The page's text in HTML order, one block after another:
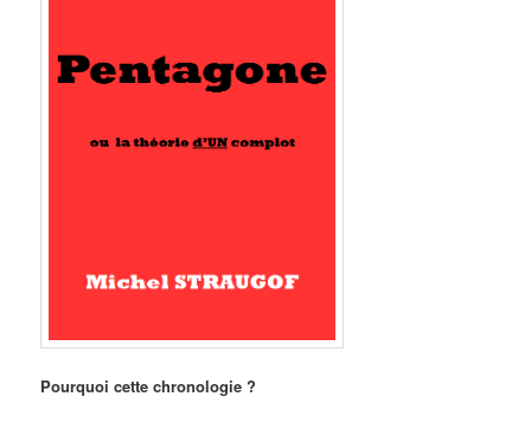
Pourquoi cette chronologie ?